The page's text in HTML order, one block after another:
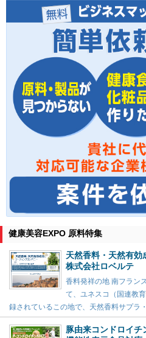
健康美容EXPO 原料特集
天然香料・天然有効
株式会社ロベルテ
香料発祥の地 南フラン
て、ユネスコ（国連教
録されているこの地で、天然香料サプラ
豚由来コンドロイチ